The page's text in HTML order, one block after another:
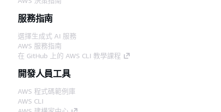
服務指南
選擇生成式 AI 服務
AWS 服務指南
在 GitHub 上的 AWS CLI 教學課程
開發人員工具
AWS 程式碼範例庫
AWS CLI